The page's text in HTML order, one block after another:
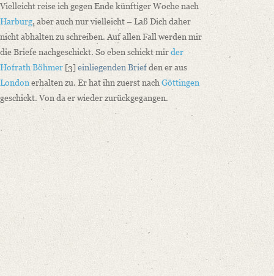
Vielleicht reise ich gegen Ende künftiger Woche nach
Harburg, aber auch nur vielleicht – Laß Dich daher
nicht abhalten zu schreiben. Auf allen Fall werden mir
die Briefe nachgeschickt. So eben schickt mirder
Hofrath Böhmer [3] einliegenden Briefden er aus
Londonerhalten zu. Er hat ihn zuerst nach Göttingen
geschickt. Von da er wieder zurückgegangen.